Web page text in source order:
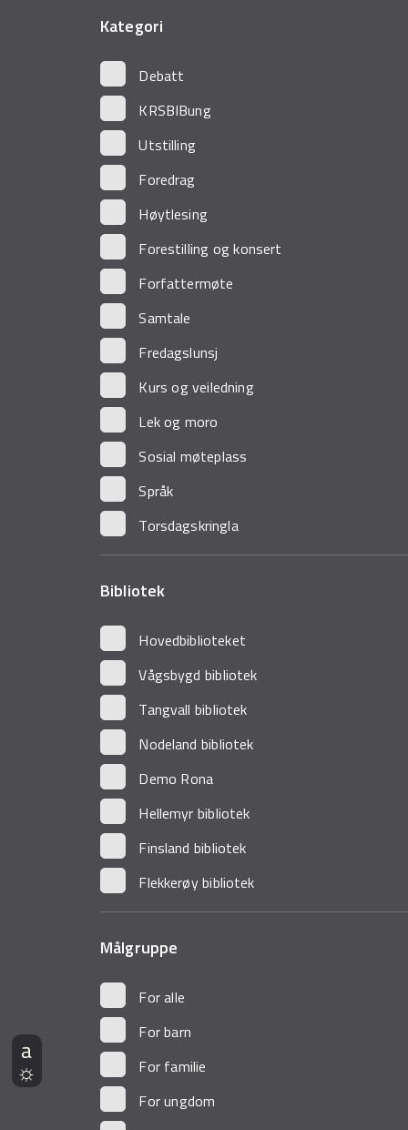
Kategori
Debatt
KRSBIBung
Utstilling
Foredrag
Høytlesing
Forestilling og konsert
Forfattermøte
Samtale
Fredagslunsj
Kurs og veiledning
Lek og moro
Sosial møteplass
Språk
Torsdagskringla
Bibliotek
Hovedbiblioteket
Vågsbygd bibliotek
Tangvall bibliotek
Nodeland bibliotek
Demo Rona
Hellemyr bibliotek
Finsland bibliotek
Flekkerøy bibliotek
Målgruppe
For alle
For barn
For familie
For ungdom